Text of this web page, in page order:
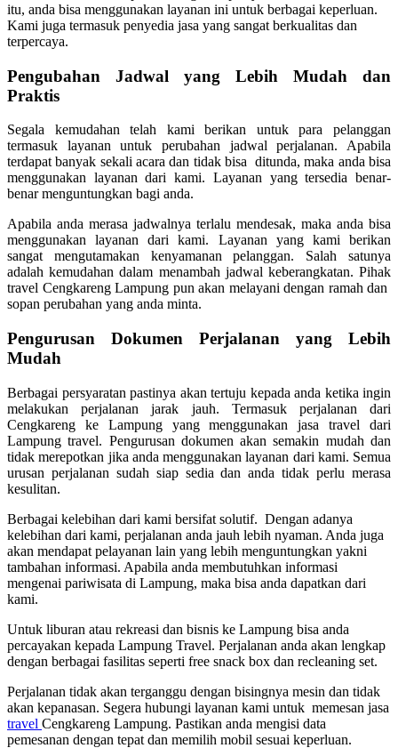
itu, anda bisa menggunakan layanan ini untuk berbagai keperluan.
Kami juga termasuk penyedia jasa yang sangat berkualitas dan
terpercaya.
Pengubahan Jadwal yang Lebih Mudah dan
Praktis
Segala kemudahan telah kami berikan untuk para pelanggan
termasuk layanan untuk perubahan jadwal perjalanan. Apabila
terdapat banyak sekali acara dan tidak bisa ditunda, maka anda bisa
menggunakan layanan dari kami. Layanan yang tersedia benar-
benar menguntungkan bagi anda.
Apabila anda merasa jadwalnya terlalu mendesak, maka anda bisa
menggunakan layanan dari kami. Layanan yang kami berikan
sangat mengutamakan kenyamanan pelanggan. Salah satunya
adalah kemudahan dalam menambah jadwal keberangkatan. Pihak
travel Cengkareng Lampung pun akan melayani dengan ramah dan
sopan perubahan yang anda minta.
Pengurusan Dokumen Perjalanan yang Lebih
Mudah
Berbagai persyaratan pastinya akan tertuju kepada anda ketika ingin
melakukan perjalanan jarak jauh. Termasuk perjalanan dari
Cengkareng ke Lampung yang menggunakan jasa travel dari
Lampung travel. Pengurusan dokumen akan semakin mudah dan
tidak merepotkan jika anda menggunakan layanan dari kami. Semua
urusan perjalanan sudah siap sedia dan anda tidak perlu merasa
kesulitan.
Berbagai kelebihan dari kami bersifat solutif. Dengan adanya
kelebihan dari kami, perjalanan anda jauh lebih nyaman. Anda juga
akan mendapat pelayanan lain yang lebih menguntungkan yakni
tambahan informasi. Apabila anda membutuhkan informasi
mengenai pariwisata di Lampung, maka bisa anda dapatkan dari
kami.
Untuk liburan atau rekreasi dan bisnis ke Lampung bisa anda
percayakan kepada Lampung Travel. Perjalanan anda akan lengkap
dengan berbagai fasilitas seperti free snack box dan recleaning set.
Perjalanan tidak akan terganggu dengan bisingnya mesin dan tidak
akan kepanasan. Segera hubungi layanan kami untuk memesan jasa
travel Cengkareng Lampung. Pastikan anda mengisi data
pemesanan dengan tepat dan memilih mobil sesuai keperluan.